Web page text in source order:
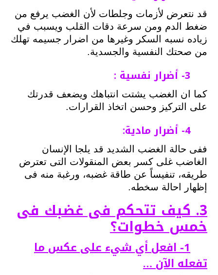
قد نتعرض لأزمات وجلطات لأن الغضب يرفع من
ضغط الدم ومن سرعة دقات القلب ويسبب في
زياده نسبه السكر وغيرها من اضرار جسيمه تهلك
من صحتك النفسية والجسدية.
كما ان الغضب يشتت انتباهك ويضعف قدرتك
على التركيز وحسن اتخاذ القرارات.
4- أضرار مادية:
ففى حالة الغضب الشديد قد يلجا الإنسان
الغاضب غلى كسر بعض المنقولات التى تعترض
طريقه، تنفيساً عن طاقة غضبه، ورغبة منه فى
إظهار احالة سخطه.
3. كيف تتحكم فى غضبك فى
خمس خطوات؟
1- افعل أي شيء على عكس ما
تفعله الآن …